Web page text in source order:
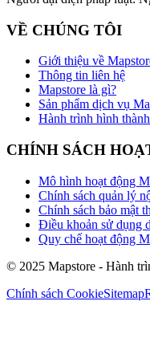
VỀ CHÚNG TÔI
Giới thiệu về
Thông tin liên hệ
Mapstore là gì?
Sản phẩm dịch vụ
Hành trình hình
CHÍNH SÁCH
Mô hình hoạt động
Chính sách quản lý
Chính sách bảo mật
Điều khoản sử dụng
Quy chế hoạt động
© 2025 Mapstore - Hành
Chính sách CookieSitemap